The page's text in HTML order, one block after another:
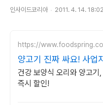
인사이드코리아 2011. 4. 14. 18:02
https://
양고기 진짜 싸요! 사업
건강 보양식 오리와 양고
즉시 할인!